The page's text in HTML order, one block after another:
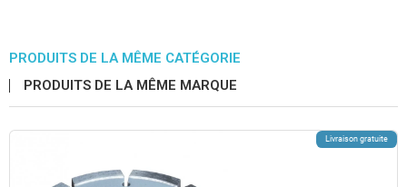
PRODUITS DE LA MÊME CATÉGORIE
PRODUITS DE LA MÊME MARQUE
Livraison gratuite